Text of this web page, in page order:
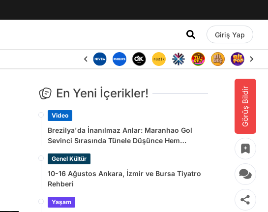
Giriş Yap
Görüş Bildir
En Yeni İçerikler!
Video
Brezilya'da İnanılmaz Anlar: Maranhao Gol
Sevinci Sırasında Tünele Düşünce Hem
Genel Kültür
10-16 Ağustos Ankara, İzmir ve Bursa Tiyatro
Rehberi
Yaşam